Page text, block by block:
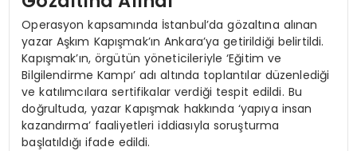
Operasyon kapsamında İstanbul’da gözaltına alınan
yazar Aşkım Kapışmak’ın Ankara’ya getirildiği belirtildi.
Kapışmak’ın, örgütün yöneticileriyle ‘Eğitim ve
Bilgilendirme Kampı’ adı altında toplantılar düzenlediği
ve katılımcılara sertifikalar verdiği tespit edildi. Bu
doğrultuda, yazar Kapışmak hakkında ‘yapıya insan
kazandırma’ faaliyetleri iddiasıyla soruşturma
başlatıldığı ifade edildi.